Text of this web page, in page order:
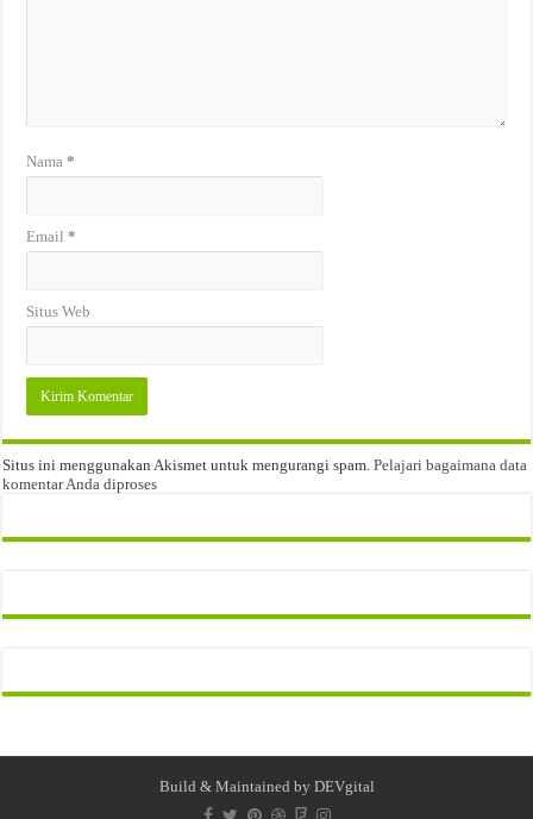
Nama*
Email*
Situs Web
Situs ini menggunakan Akismet untuk mengurangi spam.Pelajari bagaimana data
komentar Anda diproses
Build & Maintained by DEVgital